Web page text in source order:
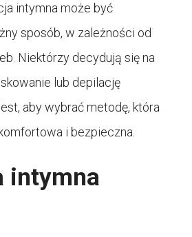
intymna może być
sposób, w zależności od
Niektórzy decydują się na
lub depilację
aby wybrać metodę, która
i bezpieczna.
intymna